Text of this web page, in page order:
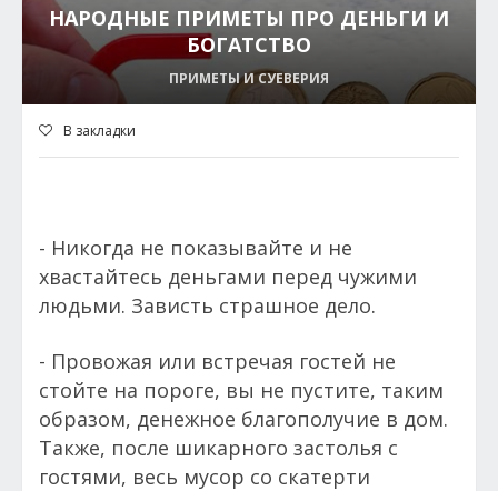
НАРОДНЫЕ ПРИМЕТЫ ПРО ДЕНЬГИ И
БОГАТСТВО
ПРИМЕТЫ И СУЕВЕРИЯ
В закладки
- Никогда не показывайте и не
хвастайтесь деньгами перед чужими
людьми. Зависть страшное дело.
- Провожая или встречая гостей не
стойте на пороге, вы не пустите, таким
образом, денежное благополучие в дом.
Также, после шикарного застолья с
гостями, весь мусор со скатерти